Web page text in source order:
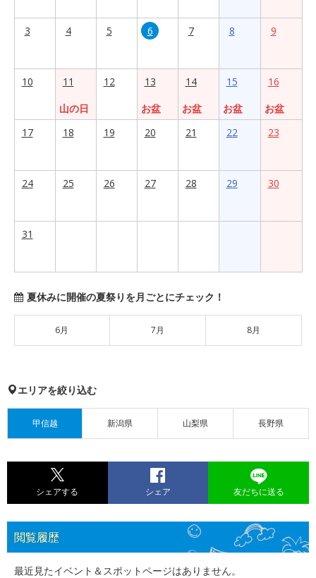
3 4 5 6 7 8 9
10
11
山の日
12
13
お盆
14
お盆
15
お盆
16
お盆
17
18 19 20 21 22 23
24 25 26 27 28 29 30
31
夏休みに開催の夏祭りを月ごとにチェック！
6月 7月 8月
エリアを絞り込む
甲信越 新潟県 山梨県 長野県
シェアする シェア 友だちに送る
閲覧履歴
最近見たイベント＆スポットページはありません。